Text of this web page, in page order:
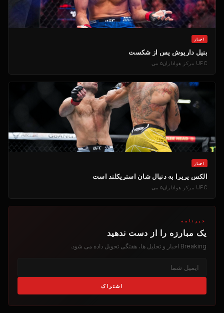
اخبار
بنیل داریوش پس از شکست
UFC مرکز هواداران۵ می
اخبار
الکس پریرا به دنبال شان استریکلند است
UFC مرکز هواداران۵ می
خبرنامه
یک مبارزه را از دست ندهید
Breaking اخبار و تحلیل ها، هفتگی تحویل داده می شود.
اشتراک